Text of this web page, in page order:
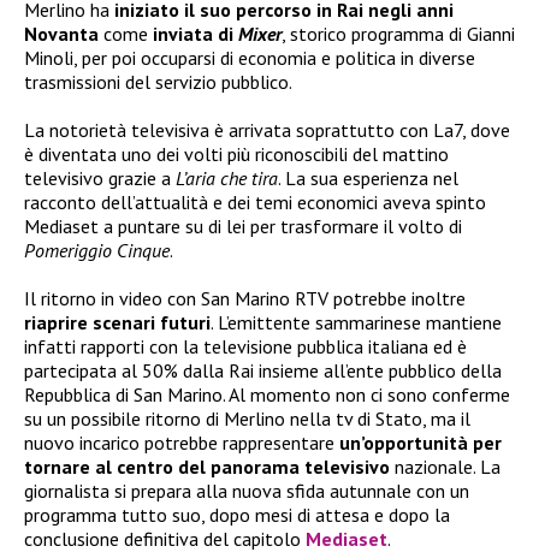
Merlino ha iniziato il suo percorso in Rai negli anni
Novanta come inviata di Mixer, storico programma di Gianni
Minoli, per poi occuparsi di economia e politica in diverse
trasmissioni del servizio pubblico.
La notorietà televisiva è arrivata soprattutto con La7, dove
è diventata uno dei volti più riconoscibili del mattino
televisivo grazie a L’aria che tira. La sua esperienza nel
racconto dell’attualità e dei temi economici aveva spinto
Mediaset a puntare su di lei per trasformare il volto di
Pomeriggio Cinque.
Il ritorno in video con San Marino RTV potrebbe inoltre
riaprire scenari futuri. L’emittente sammarinese mantiene
infatti rapporti con la televisione pubblica italiana ed è
partecipata al 50% dalla Rai insieme all’ente pubblico della
Repubblica di San Marino. Al momento non ci sono conferme
su un possibile ritorno di Merlino nella tv di Stato, ma il
nuovo incarico potrebbe rappresentare un’opportunità per
tornare al centro del panorama televisivo nazionale. La
giornalista si prepara alla nuova sfida autunnale con un
programma tutto suo, dopo mesi di attesa e dopo la
conclusione definitiva del capitolo Mediaset.